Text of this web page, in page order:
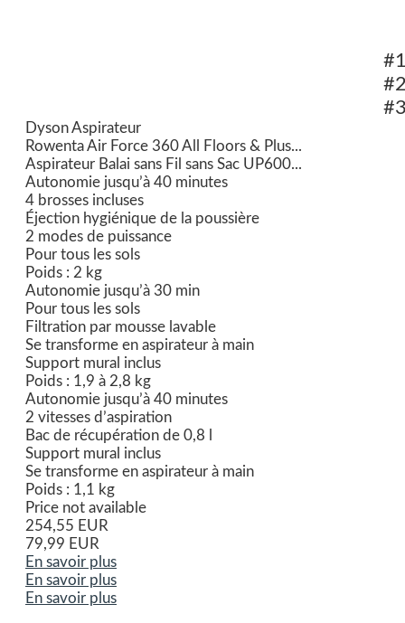
Dyson Aspirateur
Rowenta Air Force 360 All Floors & Plus...
Aspirateur Balai sans Fil sans Sac UP600...
Autonomie jusqu’à 40 minutes
4 brosses incluses
Éjection hygiénique de la poussière
2 modes de puissance
Pour tous les sols
Poids : 2 kg
Autonomie jusqu’à 30 min
Pour tous les sols
Filtration par mousse lavable
Se transforme en aspirateur à main
Support mural inclus
Poids : 1,9 à 2,8 kg
Autonomie jusqu’à 40 minutes
2 vitesses d’aspiration
Bac de récupération de 0,8 l
Support mural inclus
Se transforme en aspirateur à main
Poids : 1,1 kg
Price not available
254,55 EUR
79,99 EUR
En savoir plus
En savoir plus
En savoir plus